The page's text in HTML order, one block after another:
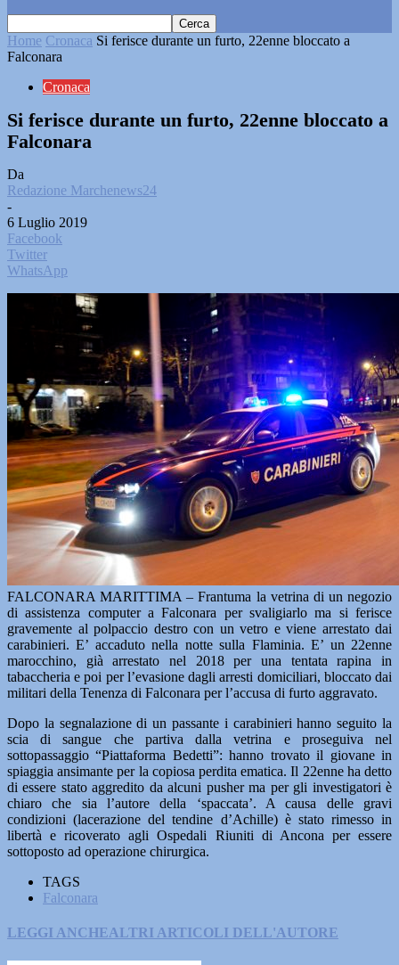
Home Cronaca Si ferisce durante un furto, 22enne bloccato a
Falconara
Cronaca
Si ferisce durante un furto, 22enne bloccato a
Falconara
Da
Redazione Marchenews24
-
6 Luglio 2019
Facebook
Twitter
WhatsApp
FALCONARA MARITTIMA – Frantuma la vetrina di un negozio
di assistenza computer a Falconara per svaligiarlo ma si ferisce
gravemente al polpaccio destro con un vetro e viene arrestato dai
carabinieri. E’ accaduto nella notte sulla Flaminia. E’ un 22enne
marocchino, già arrestato nel 2018 per una tentata rapina in
tabaccheria e poi per l’evasione dagli arresti domiciliari, bloccato dai
militari della Tenenza di Falconara per l’accusa di furto aggravato.
Dopo la segnalazione di un passante i carabinieri hanno seguito la
scia di sangue che partiva dalla vetrina e proseguiva nel
sottopassaggio “Piattaforma Bedetti”: hanno trovato il giovane in
spiaggia ansimante per la copiosa perdita ematica. Il 22enne ha detto
di essere stato aggredito da alcuni pusher ma per gli investigatori è
chiaro che sia l’autore della ‘spaccata’. A causa delle gravi
condizioni (lacerazione del tendine d’Achille) è stato rimesso in
libertà e ricoverato agli Ospedali Riuniti di Ancona per essere
sottoposto ad operazione chirurgica.
TAGS
Falconara
LEGGI ANCHEALTRI ARTICOLI DELL'AUTORE